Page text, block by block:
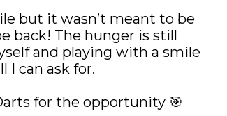
but it wasn’t meant to be
back! The hunger is still
and playing with a smile
I can ask for.
for the opportunity 🎯